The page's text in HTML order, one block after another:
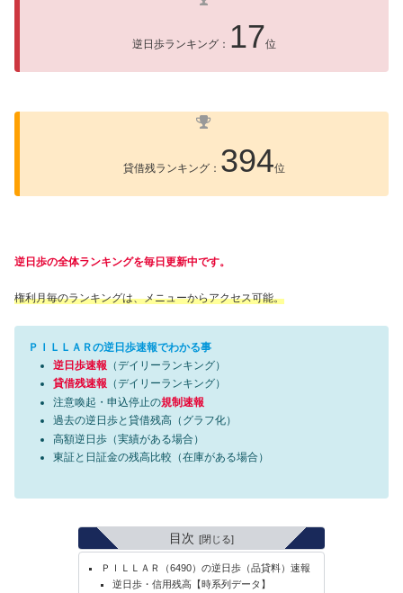
逆日歩ランキング： 17位
貸借残ランキング： 394位
逆日歩の全体ランキングを毎日更新中です。
権利月毎のランキングは、メニューからアクセス可能。
ＰＩＬＬＡＲの逆日歩速報でわかる事
逆日歩速報 （デイリーランキング）
貸借残速報 （デイリーランキング）
注意喚起・申込停止の規制速報
過去の逆日歩と貸借残高（グラフ化）
高額逆日歩（実績がある場合）
東証と日証金の残高比較（在庫がある場合）
目次
ＰＩＬＬＡＲ（6490）の逆日歩（品貸料）速報
逆日歩・信用残高【時系列データ】